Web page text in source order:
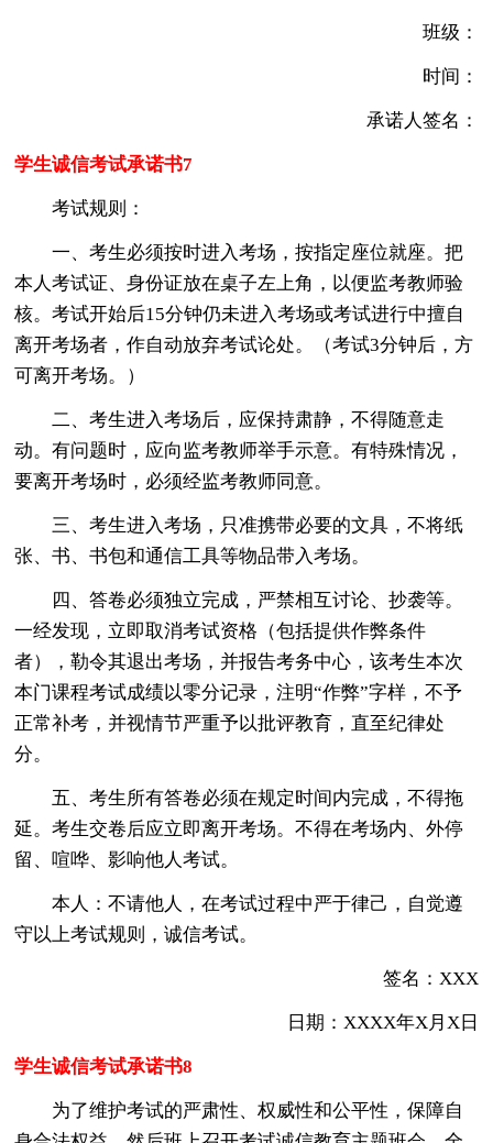
班级：
时间：
承诺人签名：
学生诚信考试承诺书7
考试规则：
一、考生必须按时进入考场，按指定座位就座。把
本人考试证、身份证放在桌子左上角，以便监考教师验
核。考试开始后15分钟仍未进入考场或考试进行中擅自
离开考场者，作自动放弃考试论处。（考试3分钟后，方
可离开考场。）
二、考生进入考场后，应保持肃静，不得随意走
动。有问题时，应向监考教师举手示意。有特殊情况，
要离开考场时，必须经监考教师同意。
三、考生进入考场，只准携带必要的文具，不将纸
张、书、书包和通信工具等物品带入考场。
四、答卷必须独立完成，严禁相互讨论、抄袭等。
一经发现，立即取消考试资格（包括提供作弊条件
者），勒令其退出考场，并报告考务中心，该考生本次
本门课程考试成绩以零分记录，注明“作弊”字样，不予
正常补考，并视情节严重予以批评教育，直至纪律处
分。
五、考生所有答卷必须在规定时间内完成，不得拖
延。考生交卷后应立即离开考场。不得在考场内、外停
留、喧哗、影响他人考试。
本人：不请他人，在考试过程中严于律己，自觉遵
守以上考试规则，诚信考试。
签名：XXX
日期：XXXX年X月X日
学生诚信考试承诺书8
为了维护考试的严肃性、权威性和公平性，保障自